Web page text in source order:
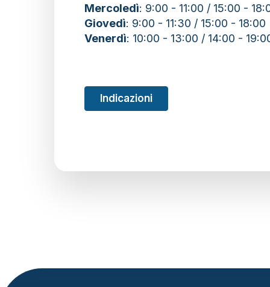
Mercoledì: 9:00 - 11:00 / 15:00 -
Giovedì: 9:00 - 11:30 / 15:00 - 18:00
Venerdì: 10:00 - 13:00 / 14:00 -
Indicazioni